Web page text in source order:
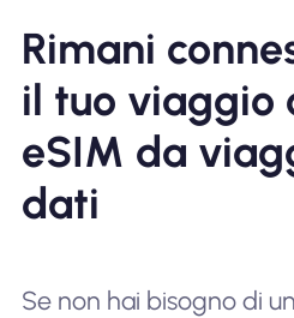
Rimani
il tuo viaggio
eSIM da
dati
Se non hai bisogno di